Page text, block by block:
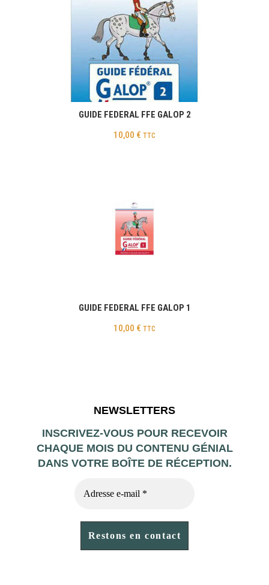
GUIDE FEDERAL FFE GALOP 2
10,00 € TTC
GUIDE FEDERAL FFE GALOP 1
10,00 € TTC
NEWSLETTERS
INSCRIVEZ-VOUS POUR RECEVOIR
CHAQUE MOIS DU CONTENU GÉNIAL
DANS VOTRE BOÎTE DE RÉCEPTION.